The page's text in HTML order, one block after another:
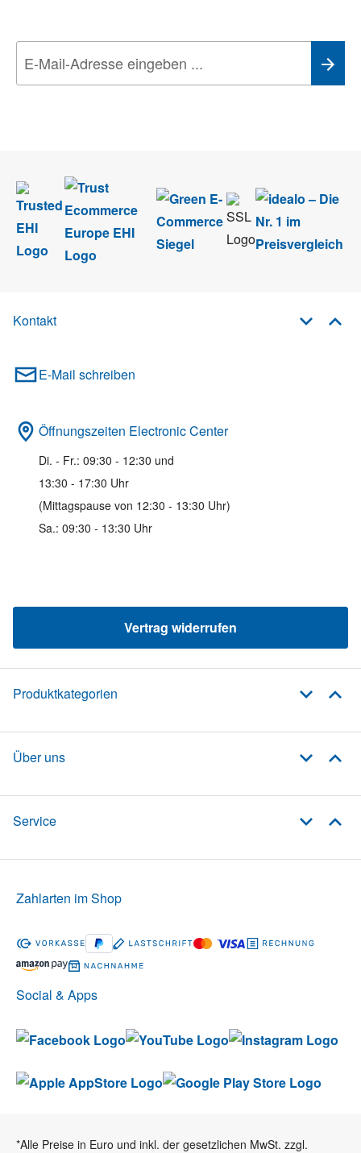
Kontakt
E-Mail schreiben
Öffnungszeiten Electronic Center
Di. - Fr.: 09:30 - 12:30 und
13:30 - 17:30 Uhr
(Mittagspause von 12:30 - 13:30 Uhr)
Sa.: 09:30 - 13:30 Uhr
Vertrag widerrufen
Produktkategorien
Über uns
Service
Social & Apps
Zahlarten im Shop
*Alle Preise in Euro und inkl. der gesetzlichen MwSt. zzgl.